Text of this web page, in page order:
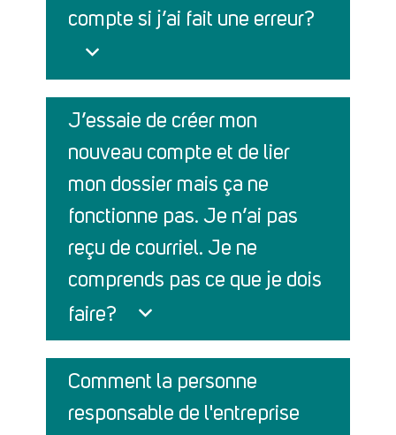
compte si j’ai fait une erreur?
J’essaie de créer mon
nouveau compte et de lier
mon dossier mais ça ne
fonctionne pas. Je n’ai pas
reçu de courriel. Je ne
comprends pas ce que je dois
faire?
Comment la personne
responsable de l'entreprise